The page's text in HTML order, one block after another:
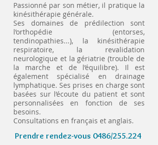
Passionné par son métier, il pratique la
kinésithérapie générale.
Ses domaines de prédilection sont
l’orthopédie (entorses,
tendinopathies...), la kinésithérapie
respiratoire, la revalidation
neurologique et la gériatrie (trouble de
la marche et de l’équilibre). Il est
également spécialisé en drainage
lymphatique. Ses prises en charge sont
basées sur l’écoute du patient et sont
personnalisées en fonction de ses
besoins.
Consultations en français et anglais.
Prendre rendez-vous 0486/255.224